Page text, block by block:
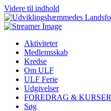
Videre til indhold
Aktiviteter
Medlemsskab
Kredse
Om ULF
ULF Ferie
Udgivelser
FOREDRAG & KURSER
Søg